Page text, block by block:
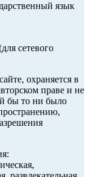
язык
сетевого
охраняется в
праве и не
бы то ни было